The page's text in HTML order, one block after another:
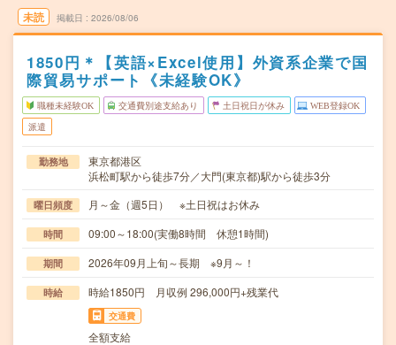
未読 掲載日 2026/08/06
1850円＊【英語×Excel使用】外資系企業で国
際貿易サポート《未経験OK》
職種未経験OK 交通費別途支給あり 土日祝日が休み WEB登録OK
派遣
勤務地
東京都港区
浜松町駅から徒歩7分／大門(東京都)駅から徒歩3分
曜日頻度 月～金（週5日） ※土日祝はお休み
時間 09:00～18:00(実働8時間 休憩1時間)
期間 2026年09月上旬～長期 ※9月～！
時給 時給1850円 月収例 296,000円+残業代
交通費
全額支給